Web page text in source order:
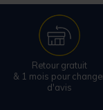
Retour gratuit
& 1 mois pour
d'avis